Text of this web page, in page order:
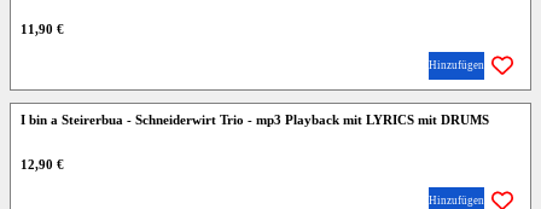
11,90 €
Hinzufügen
I bin a Steirerbua - Schneiderwirt Trio - mp3 Playback mit LYRICS mit DRUMS
12,90 €
Hinzufügen